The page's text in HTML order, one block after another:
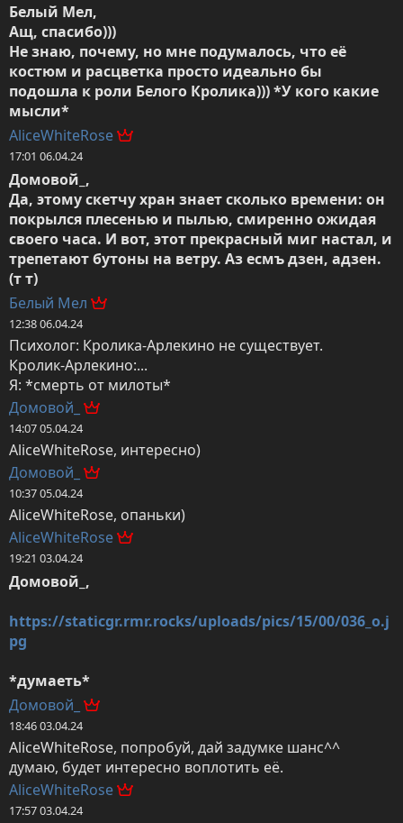
Белый Мел,
Ащ, спасибо)))
Не знаю, почему, но мне подумалось, что её
костюм и расцветка просто идеально бы
подошла к роли Белого Кролика))) *У кого какие
мысли*
AliceWhiteRose
17:01 06.04.24
Домовой_,
Да, этому скетчу хран знает сколько времени: он
покрылся плесенью и пылью, смиренно ожидая
своего часа. И вот, этот прекрасный миг настал, и
трепетают бутоны на ветру. Аз есмъ дзен, адзен.
(т т)
Белый Мел
12:38 06.04.24
Психолог: Кролика-Арлекино не существует.
Кролик-Арлекино:...
Я: *смерть от милоты*
Домовой_
14:07 05.04.24
AliceWhiteRose, интересно)
Домовой_
10:37 05.04.24
AliceWhiteRose, опаньки)
AliceWhiteRose
19:21 03.04.24
Домовой_,
https://staticgr.rmr.rocks/uploads/pics/15/00/036_o.j
pg
*думаеть*
Домовой_
18:46 03.04.24
AliceWhiteRose, попробуй, дай задумке шанс^^
думаю, будет интересно воплотить её.
AliceWhiteRose
17:57 03.04.24